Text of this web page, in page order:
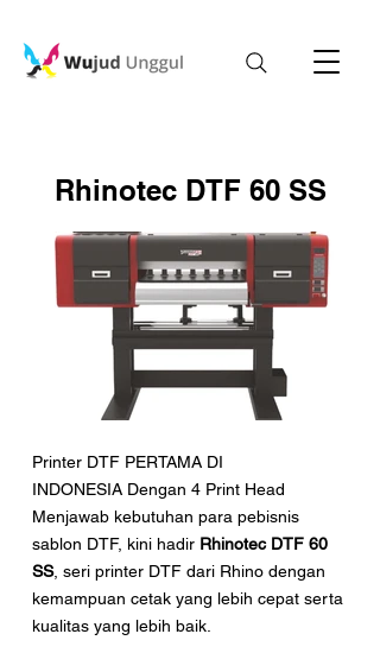
Rhinotec DTF 60 SS
Printer DTF PERTAMA DI
INDONESIA Dengan 4 Print Head
Menjawab kebutuhan para pebisnis
sablon DTF, kini hadir Rhinotec DTF 60
SS, seri printer DTF dari Rhino dengan
kemampuan cetak yang lebih cepat serta
kualitas yang lebih baik.